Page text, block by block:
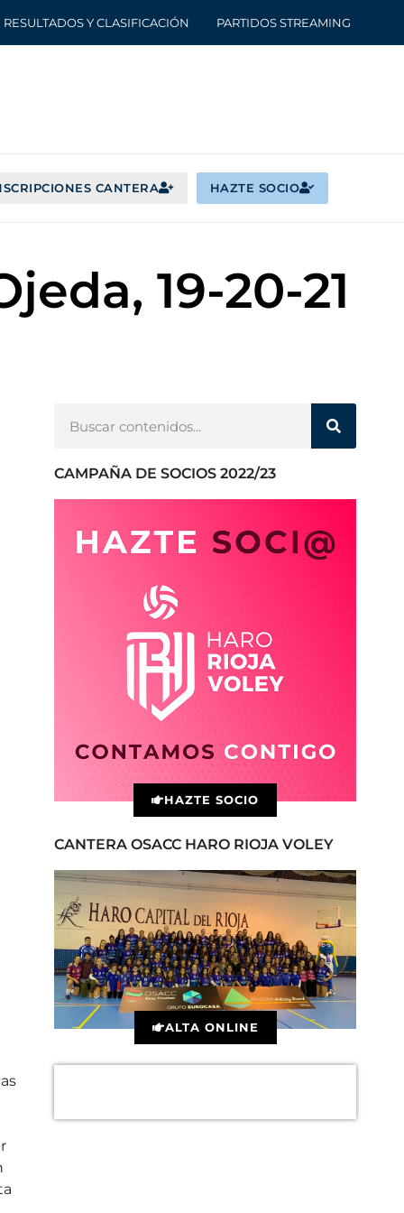
RESULTADOS Y CLASIFICACIÓN PARTIDOS STREAMING
CANTERA HAZTE SOCIO
19-20-21
CAMPAÑA DE SOCIOS 2022/23
HAZTE SOCIO
CANTERA OSACC HARO RIOJA VOLEY
ALTA ONLINE